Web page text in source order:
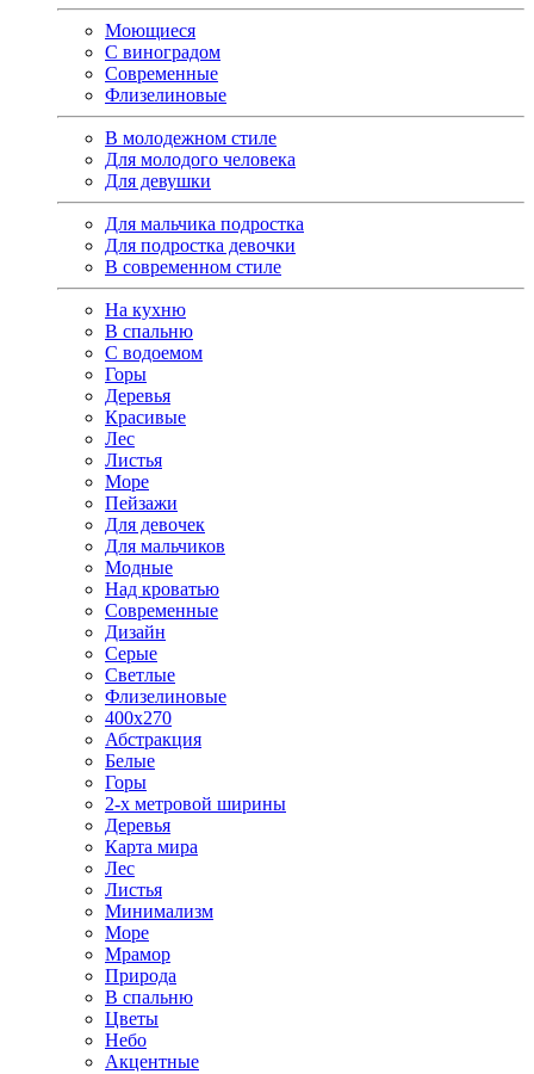
Моющиеся
С виноградом
Современные
Флизелиновые
В молодежном стиле
Для молодого человека
Для девушки
Для мальчика подростка
Для подростка девочки
В современном стиле
На кухню
В спальню
С водоемом
Горы
Деревья
Красивые
Лес
Листья
Море
Пейзажи
Для девочек
Для мальчиков
Модные
Над кроватью
Современные
Дизайн
Серые
Светлые
Флизелиновые
400х270
Абстракция
Белые
Горы
2-х метровой ширины
Деревья
Карта мира
Лес
Листья
Минимализм
Море
Мрамор
Природа
В спальню
Цветы
Небо
Акцентные